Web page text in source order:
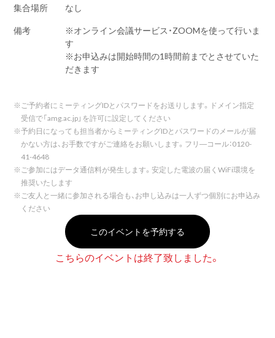
集合場所
なし
備考
※オンライン会議サービス・ZOOMを使って行いま
す
※お申込みは開始時間の1時間前までとさせていた
だきます
※ ご予約者にミーティングIDとパスワードをお送りします。ドメイン指定
受信で「amg.ac.jp」を許可に設定してください
※予約日になっても担当者からミーティングIDとパスワードのメールが届
かない方は、お手数ですがご連絡をお願いします。フリ―コール：0120-
41-4648
※ ご参加にはデータ通信料が発生します。安定した電波の届くWiFi環境を
推奨いたします
※ ご友人と一緒に参加される場合も、お申し込みは一人ずつ個別にお申込み
ください
このイベントを予約する
こちらのイベントは終了致しました。